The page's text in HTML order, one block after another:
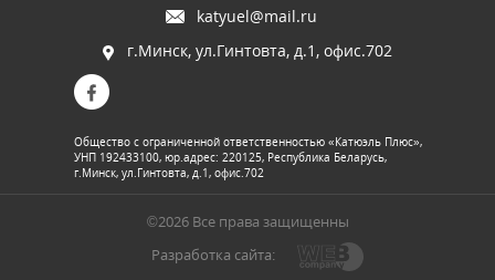
katyuel@mail.ru
г.Минск, ул.Гинтовта, д.1, офис.702
Общество с ограниченной ответственностью «Катюэль Плюс»,
УНП 192433100, юр.адрес: 220125, Республика Беларусь,
г.Минск, ул.Гинтовта, д.1, офис.702
©2026 Все права защищенны
Разработка сайта: